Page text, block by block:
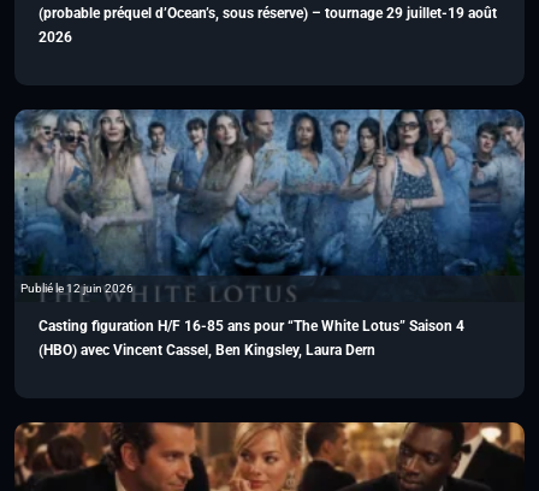
(probable préquel d’Ocean’s, sous réserve) – tournage 29 juillet-19 août
2026
Publié le 12 juin 2026
Casting figuration H/F 16-85 ans pour “The White Lotus” Saison 4
(HBO) avec Vincent Cassel, Ben Kingsley, Laura Dern